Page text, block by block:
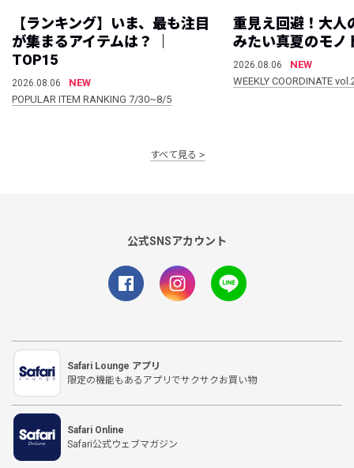
【ランキング】いま、最も注目
が集まるアイテムは？ ｜
TOP15
2026.08.06
NEW
POPULAR ITEM RANKING 7/30~8/5
重見え回避！大人
みたい真夏のモノ
2026.08.06
NEW
WEEKLY COORDINATE
すべて見る
公式SNSアカウント
Safari Lounge アプリ
限定の機能もあるアプリでサクサクお買い物
Safari Online
Safari公式ウェブマガジン